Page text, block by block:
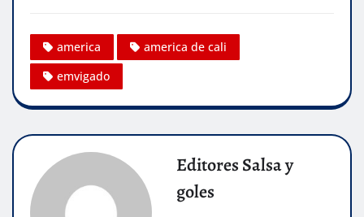
america
america de cali
emvigado
Editores Salsa y
goles